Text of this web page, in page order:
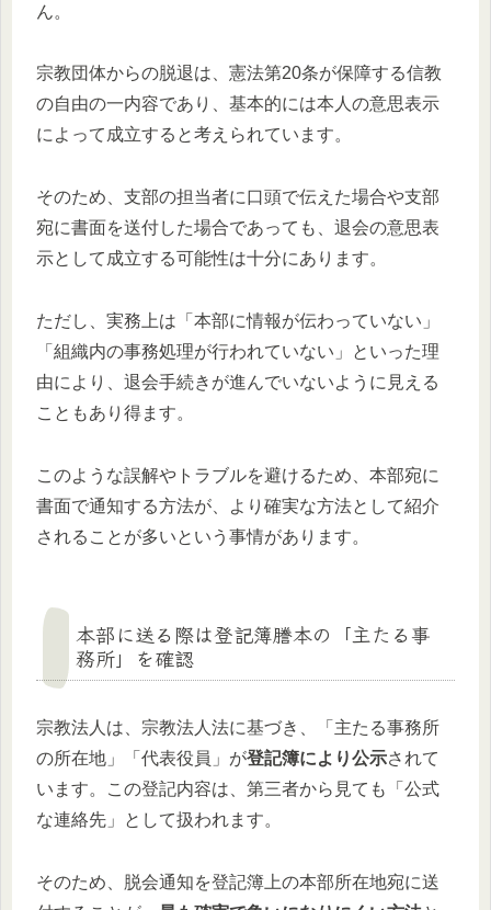
ん。
宗教団体からの脱退は、憲法第20条が保障する信教
の自由の一内容であり、基本的には本人の意思表示
によって成立すると考えられています。
そのため、支部の担当者に口頭で伝えた場合や支部
宛に書面を送付した場合であっても、退会の意思表
示として成立する可能性は十分にあります。
ただし、実務上は「本部に情報が伝わっていない」
「組織内の事務処理が行われていない」といった理
由により、退会手続きが進んでいないように見える
こともあり得ます。
このような誤解やトラブルを避けるため、本部宛に
書面で通知する方法が、より確実な方法として紹介
されることが多いという事情があります。
本部に送る際は登記簿謄本の「主たる事
務所」を確認
宗教法人は、宗教法人法に基づき、「主たる事務所
の所在地」「代表役員」が登記簿により公示されて
います。この登記内容は、第三者から見ても「公式
な連絡先」として扱われます。
そのため、脱会通知を登記簿上の本部所在地宛に送